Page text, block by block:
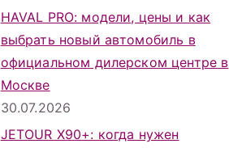
HAVAL PRO: модели, цены и как
выбрать новый автомобиль в
официальном дилерском центре в
Москве
30.07.2026
JETOUR X90+: когда нужен